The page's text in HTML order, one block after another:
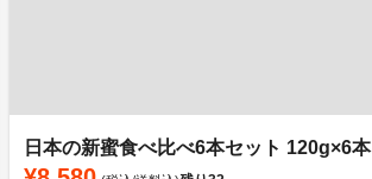
日本の新蜜食べ比べ6本セット 120g×6本